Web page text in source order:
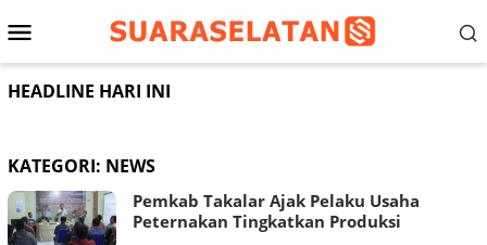
ke
Menu
Mobile
HEADLINE HARI INI
KATEGORI: NEWS
Pemkab Takalar Ajak Pelaku Usaha
Peternakan Tingkatkan Produksi